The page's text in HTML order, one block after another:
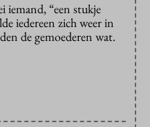
iemand, “een stukje
iedereen zich weer in
de gemoederen wat.